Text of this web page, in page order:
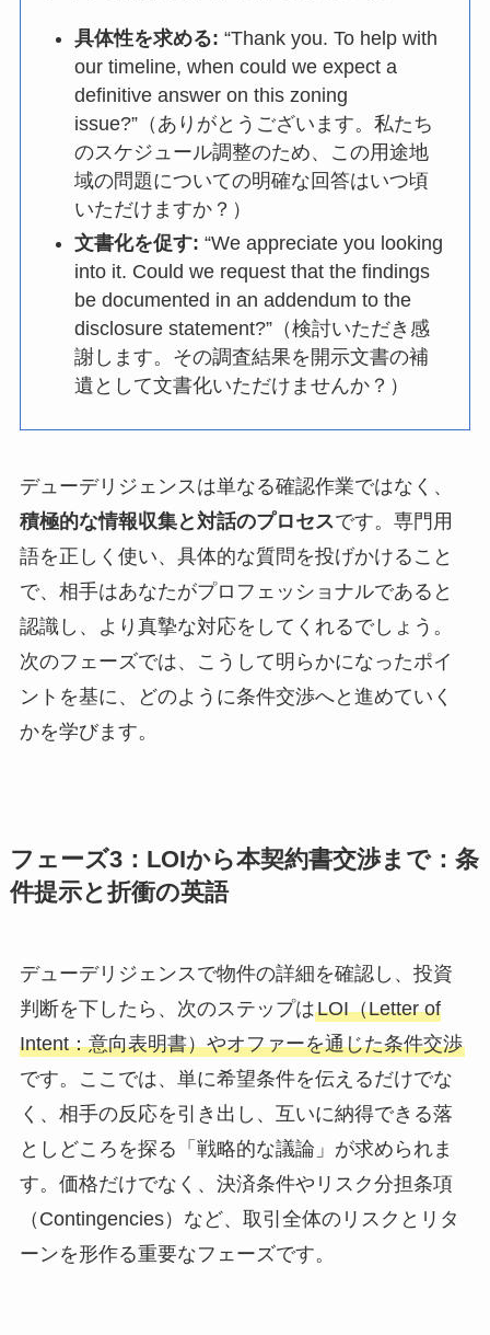
具体性を求める: “Thank you. To help with
our timeline, when could we expect a
definitive answer on this zoning
issue?”（ありがとうございます。私たち
のスケジュール調整のため、この用途地
域の問題についての明確な回答はいつ頃
いただけますか？）
文書化を促す: “We appreciate you looking
into it. Could we request that the findings
be documented in an addendum to the
disclosure statement?”（検討いただき感
謝します。その調査結果を開示文書の補
遺として文書化いただけませんか？）
デューデリジェンスは単なる確認作業ではなく、
積極的な情報収集と対話のプロセスです。専門用
語を正しく使い、具体的な質問を投げかけること
で、相手はあなたがプロフェッショナルであると
認識し、より真摯な対応をしてくれるでしょう。
次のフェーズでは、こうして明らかになったポイ
ントを基に、どのように条件交渉へと進めていく
かを学びます。
フェーズ3：LOIから本契約書交渉まで：条
件提示と折衝の英語
デューデリジェンスで物件の詳細を確認し、投資
判断を下したら、次のステップはLOI（Letter of
Intent：意向表明書）やオファーを通じた条件交渉
です。ここでは、単に希望条件を伝えるだけでな
く、相手の反応を引き出し、互いに納得できる落
としどころを探る「戦略的な議論」が求められま
す。価格だけでなく、決済条件やリスク分担条項
（Contingencies）など、取引全体のリスクとリタ
ーンを形作る重要なフェーズです。